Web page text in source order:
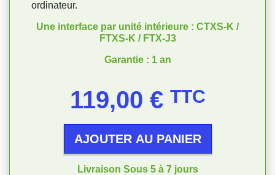
ordinateur.
Une interface par unité intérieure : CTXS-K /
FTXS-K / FTX-J3
Garantie : 1 an
119,00 € TTC
AJOUTER AU PANIER
Livraison Sous 5 à 7 jours